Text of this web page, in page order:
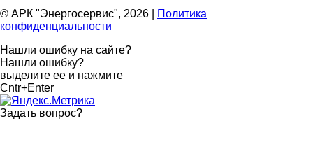
© АРК "Энергосервис", 2026
Политика
конфиденциальности
Нашли ошибку на сайте?
Нашли ошибку?
выделите ее и нажмите
Cntr+Enter
Задать вопрос?